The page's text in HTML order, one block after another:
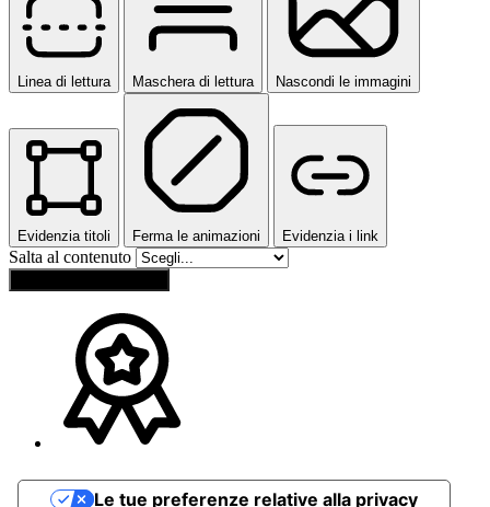
Linea di lettura Maschera di lettura Nascondi le immagini
Evidenzia titoli Ferma le animazioni Evidenzia i link
Salta al contenuto
Le tue preferenze relative alla privacy